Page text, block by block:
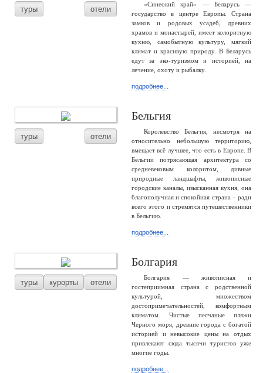
туры отели
«Синеокий край» — Беларусь —
государство в центре Европы. Страна
замков и родовых усадеб, древних
храмов и монастырей, имеет колоритную
кухню, самобытную культуру, мягкий
климат и красивую природу. В Беларусь
едут за эко-туризмом и историей, на
лечение, охоту и рыбалку.
подробнее...
туры отели
Бельгия
Королевство Бельгия, несмотря на
относительно небольшую территорию,
вмещает всё лучшее, что есть в Европе. В
Бельгии потрясающая архитектура со
средневековым колоритом, дивные
природные ландшафты, живописные
городские каналы, изысканная кухня, она
благополучная и спокойная страна – ради
всего этого и стремятся путешественники
в Бельгию.
подробнее...
туры курорты отели
Болгария
Болгария — живописная и
гостеприимная страна с родственной
культурой, множеством
достопримечательностей, комфортным
климатом. Чистые песчаные пляжи
Черного моря, древние города с богатой
историей и невысокие цены на отдых
привлекают сюда тысячи туристов уже
многие годы.
подробнее...